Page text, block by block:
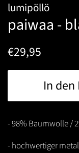
lumipöllö
paiwaa -
Normaler
€29,95
In
- 98% Baumwolle /
- hochwertiger